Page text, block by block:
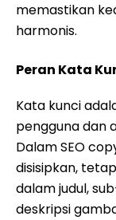
memastikan
harmonis.
Peran Kata
Kata kunci
pengguna dan
Dalam SEO
disisipkan,
dalam judul,
deskripsi